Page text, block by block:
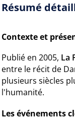
Résumé
Contexte et
Publié en 2005, La
entre le récit de
plusieurs siècles
l'humanité.
Les événements